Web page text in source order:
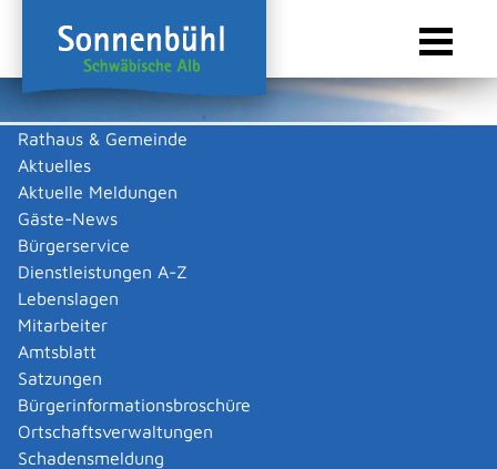
Rathaus & Gemeinde
Aktuelles
Aktuelle Meldungen
Gäste-News
Bürgerservice
Dienstleistungen A-Z
Lebenslagen
Mitarbeiter
Amtsblatt
Satzungen
Bürgerinformationsbroschüre
Ortschaftsverwaltungen
Schadensmeldung
Sie sind hier:
Vereine
Keine Daten vorhanden
Zurück zur Suche
Zurück zur Suche
||